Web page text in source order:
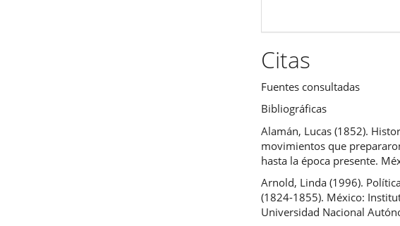
Citas
Fuentes consultadas
Bibliográficas
Alamán, Lucas (1852).
movimientos que
hasta la época presente.
Arnold, Linda (1996).
(1824-1855). México:
Universidad Nacional